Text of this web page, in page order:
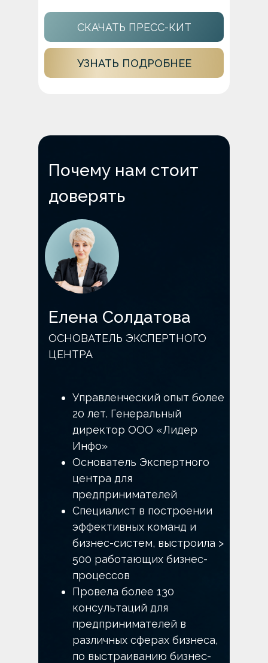
УЗНАТЬ ПОДРОБНЕЕ
СКАЧАТЬ ПРЕСС-КИТ
Почему нам стоит
доверять
Елена Солдатова
ОСНОВАТЕЛЬ ЭКСПЕРТНОГО
ЦЕНТРА
Управленческий опыт более
20 лет. Генеральный
директор ООО «Лидер
Инфо»
Основатель Экспертного
центра для
предпринимателей
Специалист в построении
эффективных команд и
бизнес-систем, выстроила >
500 работающих бизнес-
процессов
Провела более 130
консультаций для
предпринимателей в
различных сферах бизнеса,
по выстраиванию бизнес-